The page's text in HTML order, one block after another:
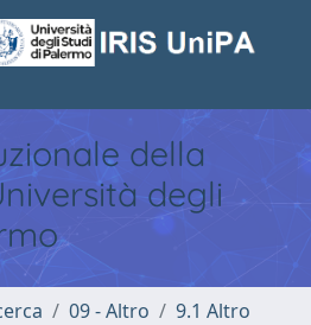
della
degli
09 - Altro 9.1 Altro